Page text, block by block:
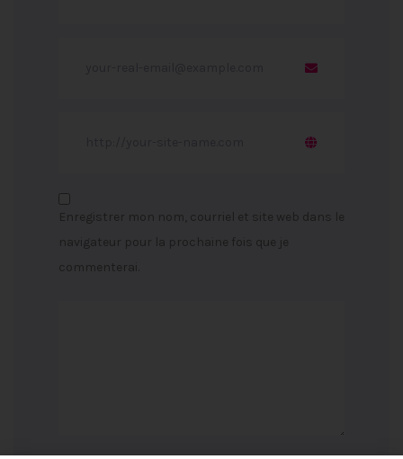
Enregistrer mon nom, courriel et site web dans le
navigateur pour la prochaine fois que je
commenterai.